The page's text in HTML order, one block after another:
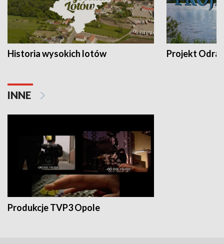
Historia wysokich lotów Projekt Odra
INNE
Produkcje TVP3 Opole